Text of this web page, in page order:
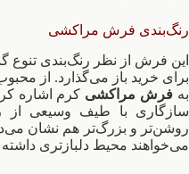
رنگ‌بندی فرش مراکشی
این فرش از نظر رنگ‌بندی تنوع
برای خرید باز می‌گذارد. از
به فرش مراکشی کرم اشاره
سازگاری با طیف وسیعی از
روشن‌تر و بزرگ‌تر هم نشان
می‌خواهند محیط دلبازتری داشته